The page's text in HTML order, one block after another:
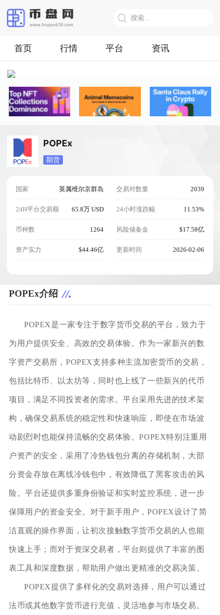
首页 行情 平台 资讯
POPEx
期货
国家 英属维尔京群岛
24H平台交易额 65.8万 USD
币种数 1264
资产实力 $44.46亿
交易对数量 2039
24小时涨跌幅 11.53%
风险储备金 $17.58亿
更新时间 2026-02-06
POPEx介绍
POPEX是一家专注于数字货币交易的平台，致力于
为用户提供安全、高效的交易体验。作为一家新兴的数
字资产交易所，POPEX支持多种主流加密货币的交易，
包括比特币、以太坊等，同时也上线了一些新兴的代币
项目，满足不同投资者的需求。平台采用先进的技术架
构，确保交易系统的稳定性和快速响应，即使在市场波
动剧烈时也能保持流畅的交易体验。POPEX特别注重用
户资产的安全，采用了冷热钱包分离的存储机制，大部
分资金存放在离线冷钱包中，有效降低了黑客攻击的风
险。平台还提供多重身份验证和实时监控系统，进一步
保障用户的资金安全。对于新手用户，POPEX设计了简
洁直观的操作界面，让初次接触数字货币交易的人也能
快速上手；而对于资深交易者，平台则提供了丰富的图
表工具和深度数据，帮助用户做出更精准的交易决策。
POPEX提供了多样化的交易对选择，用户可以通过
法币或其他数字货币进行充值，灵活地参与市场交易。